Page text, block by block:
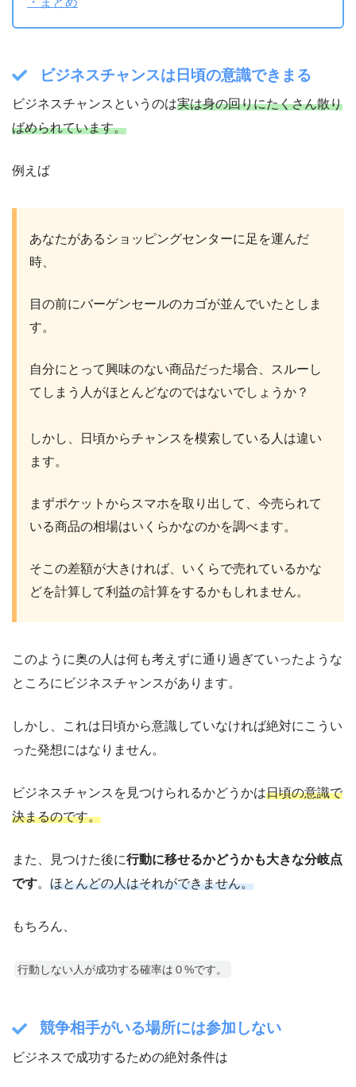
ビジネスチャンスは日頃の意識できまる
ビジネスチャンスというのは実は身の回りにたくさん散り
ばめられています。
例えば
あなたがあるショッピングセンターに足を運んだ
時、
目の前にバーゲンセールのカゴが並んでいたとしま
す。
自分にとって興味のない商品だった場合、スルーし
てしまう人がほとんどなのではないでしょうか？
しかし、日頃からチャンスを模索している人は違い
ます。
まずポケットからスマホを取り出して、今売られて
いる商品の相場はいくらかなのかを調べます。
そこの差額が大きければ、いくらで売れているかな
どを計算して利益の計算をするかもしれません。
このように奥の人は何も考えずに通り過ぎていったような
ところにビジネスチャンスがあります。
しかし、これは日頃から意識していなければ絶対にこうい
った発想にはなりません。
ビジネスチャンスを見つけられるかどうかは日頃の意識で
決まるのです。
また、見つけた後に行動に移せるかどうかも大きな分岐点
です。 ほとんどの人はそれができません。
もちろん、
行動しない人が成功する確率は０%です。
競争相手がいる場所には参加しない
ビジネスで成功するための絶対条件は